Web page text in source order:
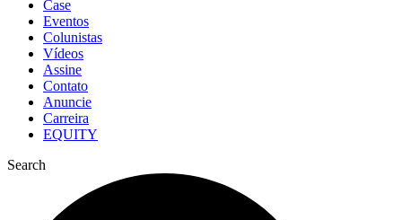
Case
Eventos
Colunistas
Vídeos
Assine
Contato
Anuncie
Carreira
EQUITY
Search